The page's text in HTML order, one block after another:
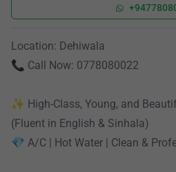
Location: Dehiwala
📞 Call Now: 0778080022
✨ High-Class, Young, and
(Fluent in English & Sinhala)
💎 A/C | Hot Water | Clean &